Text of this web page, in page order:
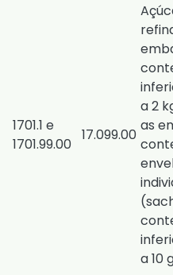
1701.1 e
1701.99.00
17.099.00
a 2
as
a 10